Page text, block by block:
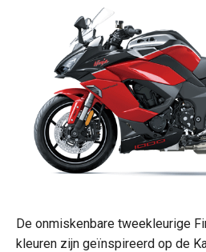
De onmiskenbare tweekleurige
kleuren zijn geïnspireerd op de